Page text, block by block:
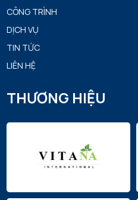
CÔNG TRÌNH
DỊCH VỤ
TIN TỨC
LIÊN HỆ
THƯƠNG HIỆU